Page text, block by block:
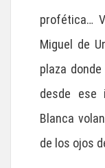
profética…
Miguel de
plaza
desde ese
Blanca
de los ojos